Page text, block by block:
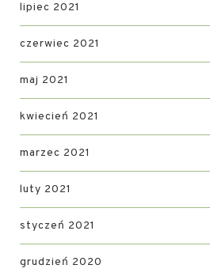
lipiec 2021
czerwiec 2021
maj 2021
kwiecień 2021
marzec 2021
luty 2021
styczeń 2021
grudzień 2020